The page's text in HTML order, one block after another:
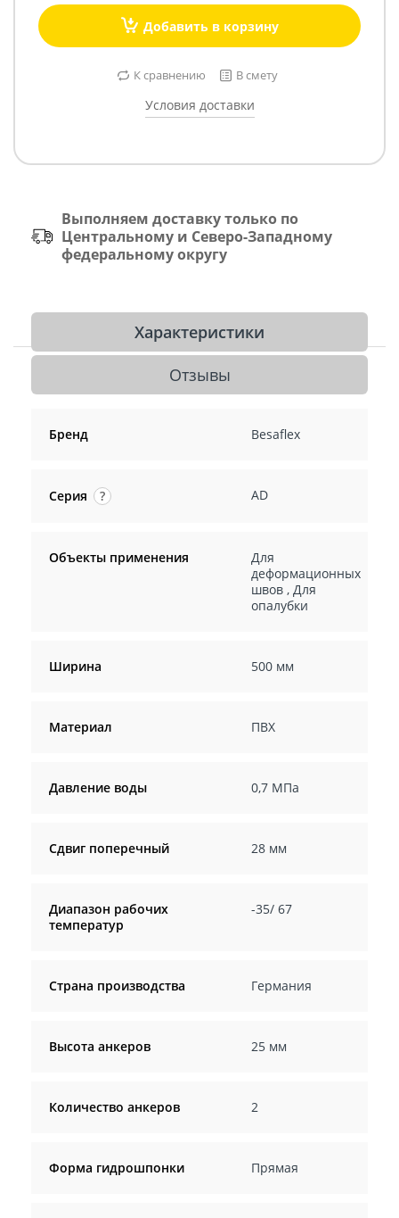
Добавить в корзину
К сравнению В смету
Условия доставки
Выполняем доставку только по
Центральному и Северо-Западному
федеральному округу
Характеристики
Отзывы
Бренд Besaflex
Серия ? AD
Объекты применения
Для
деформационных
швов, Для
опалубки
Ширина 500 мм
Материал ПВХ
Давление воды 0,7 МПа
Сдвиг поперечный 28 мм
Диапазон рабочих
температур
-35/ 67
Страна производства Германия
Высота анкеров 25 мм
Количество анкеров 2
Форма гидрошпонки Прямая